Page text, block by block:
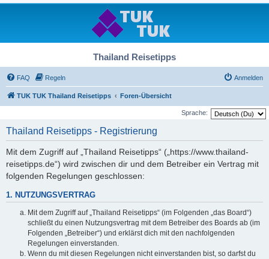
Thailand Reisetipps
FAQ Regeln Anmelden
TUK TUK Thailand Reisetipps Foren-Übersicht
Sprache:
Thailand Reisetipps - Registrierung
Mit dem Zugriff auf „Thailand Reisetipps“ („https://www.thailand-
reisetipps.de“) wird zwischen dir und dem Betreiber ein Vertrag mit
folgenden Regelungen geschlossen:
1. NUTZUNGSVERTRAG
Mit dem Zugriff auf „Thailand Reisetipps“ (im Folgenden „das Board“)
schließt du einen Nutzungsvertrag mit dem Betreiber des Boards ab (im
Folgenden „Betreiber“) und erklärst dich mit den nachfolgenden
Regelungen einverstanden.
Wenn du mit diesen Regelungen nicht einverstanden bist, so darfst du